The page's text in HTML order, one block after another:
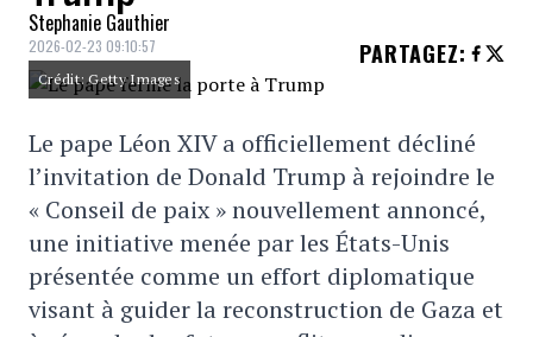
Stephanie Gauthier
2026-02-23 09:10:57 PARTAGEZ:
Crédit: Getty Images
Le pape Léon XIV a officiellement décliné
l’invitation de Donald Trump à rejoindre le
« Conseil de paix » nouvellement annoncé,
une initiative menée par les États-Unis
présentée comme un effort diplomatique
visant à guider la reconstruction de Gaza et